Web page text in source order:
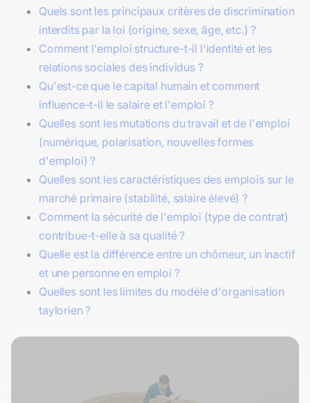
Quels sont les principaux critères de discrimination
interdits par la loi (origine, sexe, âge, etc.) ?
Comment l'emploi structure-t-il l'identité et les
relations sociales des individus ?
Qu'est-ce que le capital humain et comment
influence-t-il le salaire et l'emploi ?
Quelles sont les mutations du travail et de l'emploi
(numérique, polarisation, nouvelles formes
d'emploi) ?
Quelles sont les caractéristiques des emplois sur le
marché primaire (stabilité, salaire élevé) ?
Comment la sécurité de l'emploi (type de contrat)
contribue-t-elle à sa qualité ?
Quelle est la différence entre un chômeur, un inactif
et une personne en emploi ?
Quelles sont les limites du modèle d'organisation
taylorien ?